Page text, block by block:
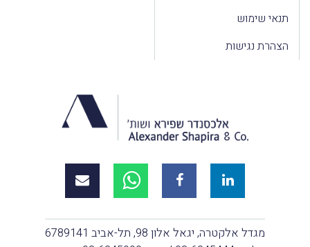
תנאי שימוש
הצהרת נגישות
מגדל אלקטרה, יגאל אלון 98, תל-אביב 6789141